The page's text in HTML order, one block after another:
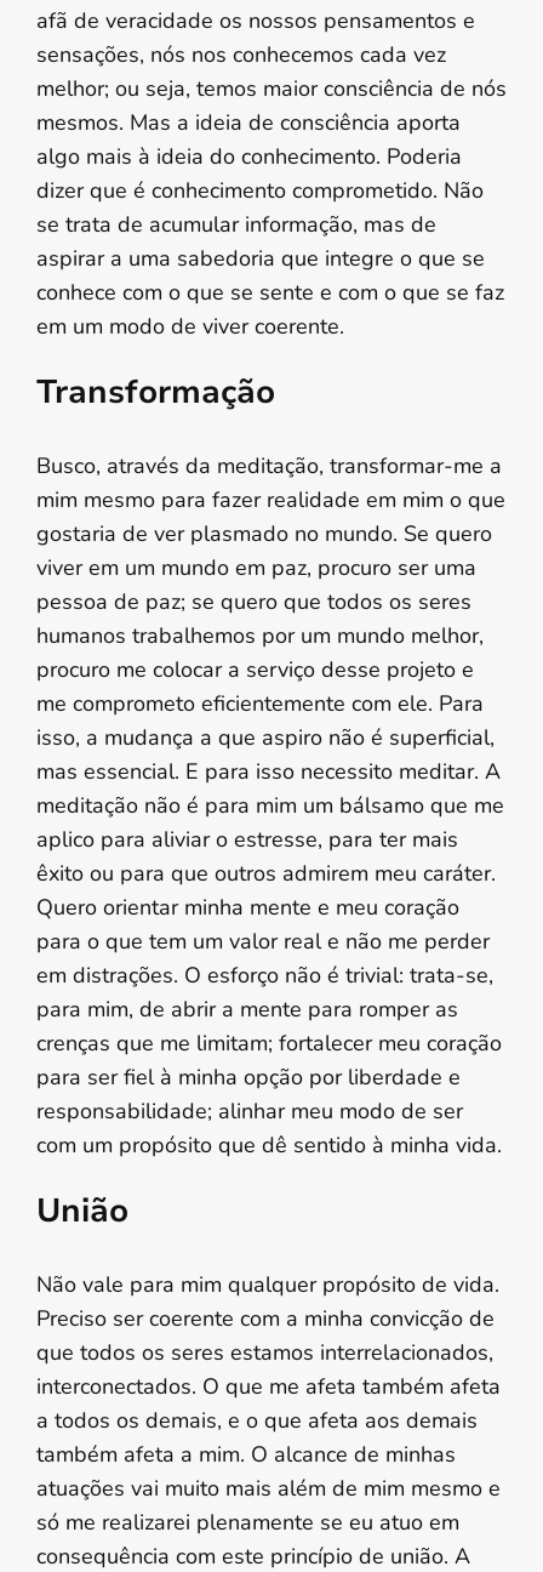
afã de veracidade os nossos pensamentos e
sensações, nós nos conhecemos cada vez
melhor; ou seja, temos maior consciência de nós
mesmos. Mas a ideia de consciência aporta
algo mais à ideia do conhecimento. Poderia
dizer que é conhecimento comprometido. Não
se trata de acumular informação, mas de
aspirar a uma sabedoria que integre o que se
conhece com o que se sente e com o que se faz
em um modo de viver coerente.
Transformação
Busco, através da meditação, transformar-me a
mim mesmo para fazer realidade em mim o que
gostaria de ver plasmado no mundo. Se quero
viver em um mundo em paz, procuro ser uma
pessoa de paz; se quero que todos os seres
humanos trabalhemos por um mundo melhor,
procuro me colocar a serviço desse projeto e
me comprometo eficientemente com ele. Para
isso, a mudança a que aspiro não é superficial,
mas essencial. E para isso necessito meditar. A
meditação não é para mim um bálsamo que me
aplico para aliviar o estresse, para ter mais
êxito ou para que outros admirem meu caráter.
Quero orientar minha mente e meu coração
para o que tem um valor real e não me perder
em distrações. O esforço não é trivial: trata-se,
para mim, de abrir a mente para romper as
crenças que me limitam; fortalecer meu coração
para ser fiel à minha opção por liberdade e
responsabilidade; alinhar meu modo de ser
com um propósito que dê sentido à minha vida.
União
Não vale para mim qualquer propósito de vida.
Preciso ser coerente com a minha convicção de
que todos os seres estamos interrelacionados,
interconectados. O que me afeta também afeta
a todos os demais, e o que afeta aos demais
também afeta a mim. O alcance de minhas
atuações vai muito mais além de mim mesmo e
só me realizarei plenamente se eu atuo em
consequência com este princípio de união. A